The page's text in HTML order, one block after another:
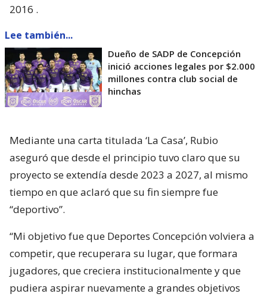
2016 .
Lee también...
Dueño de SADP de Concepción
inició acciones legales por $2.000
millones contra club social de
hinchas
Mediante una carta titulada ‘La Casa’, Rubio
aseguró que desde el principio tuvo claro que su
proyecto se extendía desde 2023 a 2027, al mismo
tiempo en que aclaró que su fin siempre fue
“deportivo”.
“Mi objetivo fue que Deportes Concepción volviera a
competir, que recuperara su lugar, que formara
jugadores, que creciera institucionalmente y que
pudiera aspirar nuevamente a grandes objetivos